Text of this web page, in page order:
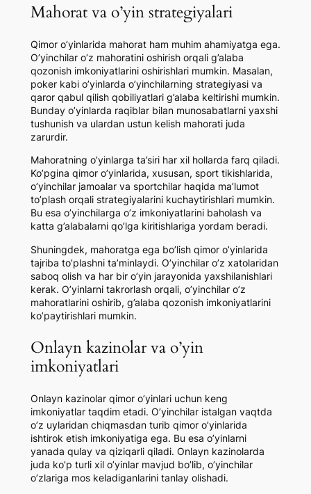
Mahorat va o’yin strategiyalari
Qimor o’yinlarida mahorat ham muhim ahamiyatga ega.
O’yinchilar o’z mahoratini oshirish orqali g’alaba
qozonish imkoniyatlarini oshirishlari mumkin. Masalan,
poker kabi o’yinlarda o’yinchilarning strategiyasi va
qaror qabul qilish qobiliyatlari g’alaba keltirishi mumkin.
Bunday o’yinlarda raqiblar bilan munosabatlarni yaxshi
tushunish va ulardan ustun kelish mahorati juda
zarurdir.
Mahoratning o’yinlarga ta’siri har xil hollarda farq qiladi.
Ko’pgina qimor o’yinlarida, xususan, sport tikishlarida,
o’yinchilar jamoalar va sportchilar haqida ma’lumot
to’plash orqali strategiyalarini kuchaytirishlari mumkin.
Bu esa o’yinchilarga o’z imkoniyatlarini baholash va
katta g’alabalarni qo’lga kiritishlariga yordam beradi.
Shuningdek, mahoratga ega bo’lish qimor o’yinlarida
tajriba to’plashni ta’minlaydi. O’yinchilar o’z xatolaridan
saboq olish va har bir o’yin jarayonida yaxshilanishlari
kerak. O’yinlarni takrorlash orqali, o’yinchilar o’z
mahoratlarini oshirib, g’alaba qozonish imkoniyatlarini
ko’paytirishlari mumkin.
Onlayn kazinolar va o’yin
imkoniyatlari
Onlayn kazinolar qimor o’yinlari uchun keng
imkoniyatlar taqdim etadi. O’yinchilar istalgan vaqtda
o’z uylaridan chiqmasdan turib qimor o’yinlarida
ishtirok etish imkoniyatiga ega. Bu esa o’yinlarni
yanada qulay va qiziqarli qiladi. Onlayn kazinolarda
juda ko’p turli xil o’yinlar mavjud bo’lib, o’yinchilar
o’zlariga mos keladiganlarini tanlay olishadi.